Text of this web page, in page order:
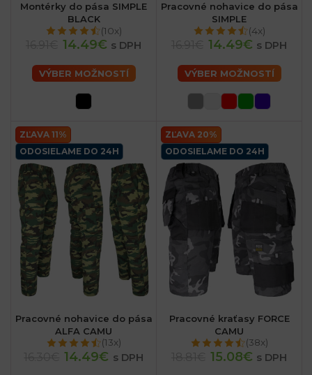
Montérky do pása SIMPLE
BLACK
(10x)
14.49€ s DPH
VÝBER MOŽNOSTÍ
Pracovné nohavice do pása
SIMPLE
(4x)
14.49€ s DPH
VÝBER MOŽNOSTÍ
ZĽAVA 11%
ODOSIELAME DO 24H
Pracovné nohavice do pása
ALFA CAMU
(13x)
14.49€ s DPH
ZĽAVA 20%
ODOSIELAME DO 24H
Pracovné kraťasy FORCE
CAMU
(38x)
15.08€ s DPH